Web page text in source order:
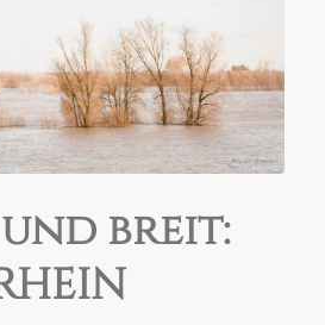
breit: